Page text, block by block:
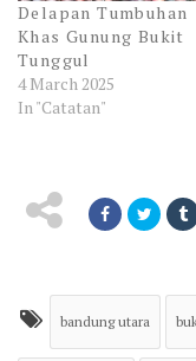
Delapan Tumbuhan
Khas Gunung Bukit
Tunggul
4 March 2025
In "Catatan"
bandung utara